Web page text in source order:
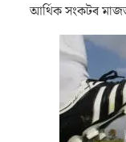
আৰ্থিক সংকটৰ